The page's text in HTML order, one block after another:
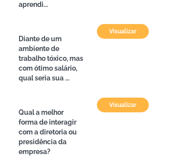
aprendi...
Diante de um
ambiente de
trabalho tóxico, mas
com ótimo salário,
qual seria sua ...
Visualizar
Qual a melhor
forma de interagir
com a diretoria ou
presidência da
empresa?
Visualizar